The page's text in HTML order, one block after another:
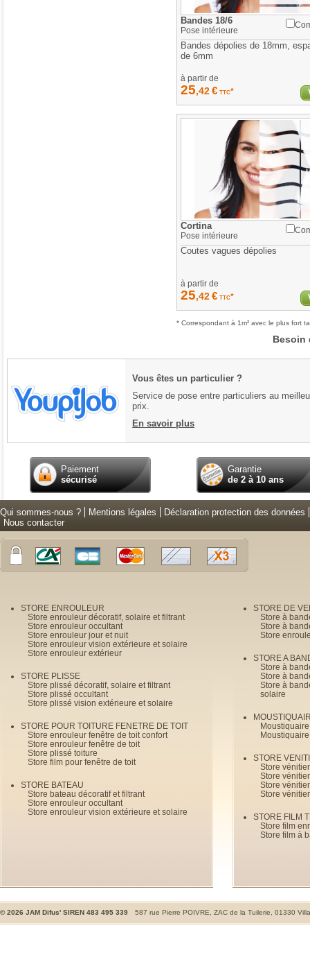
Bandes 18/6
Pose intérieure
Bandes dépolies de 18mm,
de 6mm
à partir de
25,42€ TTC*
Cortina
Pose intérieure
Coutes vagues dépolies
à partir de
25,42€ TTC*
* Correspondant à 1m² avec le plus fort
Besoin
Vous êtes un particulier ?
Service de pose entre particuliers au
prix.
En savoir plus
Paiement
sécurisé
Garantie
de 2 à 10 ans
Qui sommes-nous ? Mentions légales
Déclaration protection des données
Nous contacter
STORE ENROULEUR
Store enrouleur décoratif, solaire et filtrant
Store enrouleur occultant
Store enrouleur jour et nuit
Store enrouleur vision extérieure et solaire
Store enrouleur extérieur
STORE PLISSE
Store plissé décoratif, solaire et filtrant
Store plissé occultant
Store plissé vision extérieure et solaire
STORE POUR TOITURE FENETRE DE TOIT
Store enrouleur fenêtre de toit confort
Store enrouleur fenêtre de toit
Store plissé toiture
Store film pour fenêtre de toit
STORE BATEAU
Store bateau décoratif et filtrant
Store enrouleur occultant
Store enrouleur vision extérieure et solaire
STORE DE
Store à
Store à
Store
STORE A
Store à
Store à
Store à
solaire
STORE
Store
Store
Store
Store
STORE FILM
Store film
Store film à
©2026 JAM Difus' SIREN 483 495 339 587 rue Pierre POIVRE, ZAC de la Tuilerie, 01330